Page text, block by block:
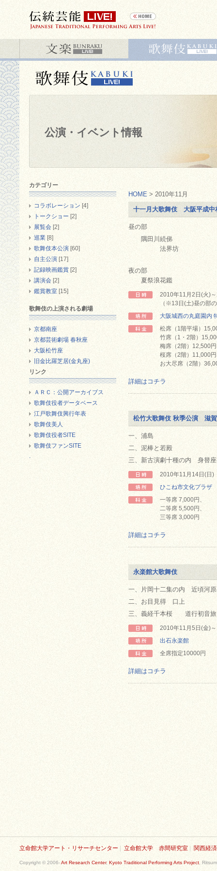
公演・イベント情報
HOME > 2010年11月
十一月大歌舞伎 大阪平成中
昼の部
隅田川続俤
法界坊
夜の部
夏祭浪花鑑
2010年11月2日(火)
（※13日(土)昼の部
大阪城西の丸庭園内
松席（1階平場）
竹席（1・2階）
梅席（2階）12,500
桜席（2階）11,000
お大尽席（2階）
詳細はコチラ
松竹大歌舞伎 秋季公演 滋
一、浦島
二、泥棒と若殿
三、新古演劇十種の内 身替
2010年11月14日(日
ひこね市文化プラザ
一等席 7,000円、
二等席 5,500円、
三等席 3,000円
詳細はコチラ
永楽館大歌舞伎
一、片岡十二集の内 近頃河
二、お目見得 口上
三、義経千本桜 道行初音旅
2010年11月5日(金)
出石永楽館
全席指定10000円
詳細はコチラ
カテゴリー
コラボレーション [4]
トークショー [2]
展覧会 [2]
巡業 [8]
歌舞伎本公演 [60]
自主公演 [17]
記録映画鑑賞 [2]
講演会 [2]
鑑賞教室 [15]
歌舞伎の上演される劇場
京都南座
京都芸術劇場 春秋座
大阪松竹座
旧金比羅芝居(金丸座)
リンク
ＡＲＣ：公開アーカイブス
歌舞伎役者データベース
江戸歌舞伎興行年表
歌舞伎美人
歌舞伎役者SITE
歌舞伎ファンSITE
.
立命館大学アート・リサーチセンター 立命館大学 赤間研究室 関西経
Copyright © 2006-Art Research Center, Kyoto Traditional Performing Arts Project ,